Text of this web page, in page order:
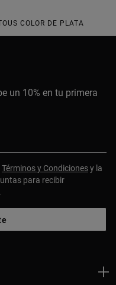
COLOR DE PLATA
un 10% en tu primera
Términos y Condicionesy la
para recibir